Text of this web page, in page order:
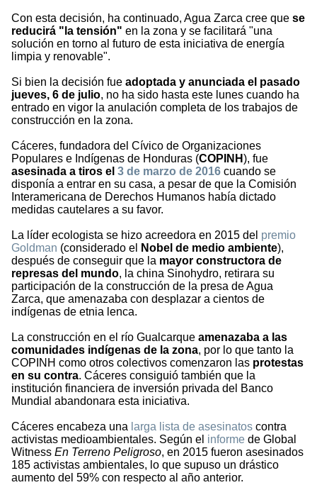
Con esta decisión, ha continuado, Agua Zarca cree que se
reducirá "la tensión" en la zona y se facilitará "una
solución en torno al futuro de esta iniciativa de energía
limpia y renovable".
Si bien la decisión fue adoptada y anunciada el pasado
jueves, 6 de julio, no ha sido hasta este lunes cuando ha
entrado en vigor la anulación completa de los trabajos de
construcción en la zona.
Cáceres, fundadora del Cívico de Organizaciones
Populares e Indígenas de Honduras (COPINH), fue
asesinada a tiros el 3 de marzo de 2016 cuando se
disponía a entrar en su casa, a pesar de que la Comisión
Interamericana de Derechos Humanos había dictado
medidas cautelares a su favor.
La líder ecologista se hizo acreedora en 2015 del premio
Goldman (considerado el Nobel de medio ambiente),
después de conseguir que la mayor constructora de
represas del mundo, la china Sinohydro, retirara su
participación de la construcción de la presa de Agua
Zarca, que amenazaba con desplazar a cientos de
indígenas de etnia lenca.
La construcción en el río Gualcarque amenazaba a las
comunidades indígenas de la zona, por lo que tanto la
COPINH como otros colectivos comenzaron las protestas
en su contra. Cáceres consiguió también que la
institución financiera de inversión privada del Banco
Mundial abandonara esta iniciativa.
Cáceres encabeza una larga lista de asesinatos contra
activistas medioambientales. Según el informe de Global
Witness En Terreno Peligroso, en 2015 fueron asesinados
185 activistas ambientales, lo que supuso un drástico
aumento del 59% con respecto al año anterior.